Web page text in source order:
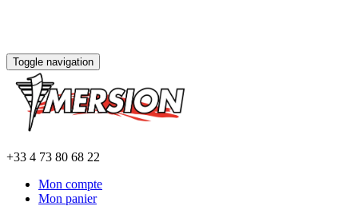
Toggle navigation
+33 4 73 80 68 22
Mon compte
Mon panier